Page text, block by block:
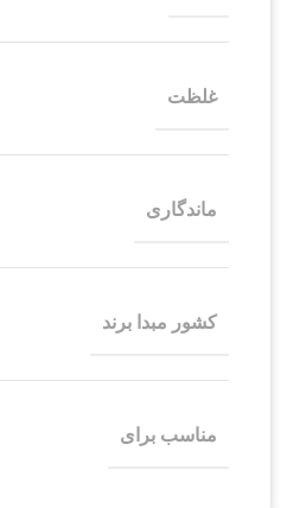
غلظت
ماندگاری
کشور مبدا برند
مناسب برای